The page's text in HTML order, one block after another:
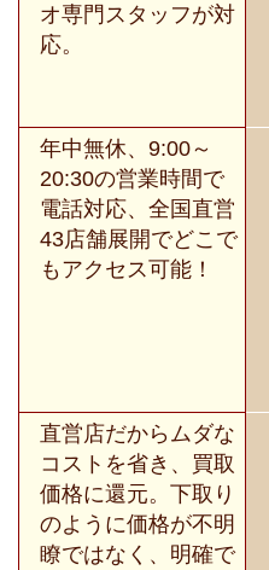
オ専門スタッフが対
応。
年中無休、9:00～
20:30の営業時間で
電話対応、全国直営
43店舗展開でどこで
もアクセス可能！
直営店だからムダな
コストを省き、買取
価格に還元。下取り
のように価格が不明
瞭ではなく、明確で